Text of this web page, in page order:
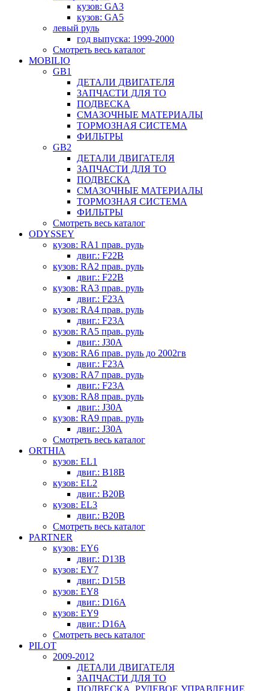
кузов: GA3
кузов: GA5
левый руль
год выпуска: 1999-2000
Смотреть весь каталог
MOBILIO
GB1
ДЕТАЛИ ДВИГАТЕЛЯ
ЗАПЧАСТИ ДЛЯ ТО
ПОДВЕСКА
СМАЗОЧНЫЕ МАТЕРИАЛЫ
ТОРМОЗНАЯ СИСТЕМА
ФИЛЬТРЫ
GB2
ДЕТАЛИ ДВИГАТЕЛЯ
ЗАПЧАСТИ ДЛЯ ТО
ПОДВЕСКА
СМАЗОЧНЫЕ МАТЕРИАЛЫ
ТОРМОЗНАЯ СИСТЕМА
ФИЛЬТРЫ
Смотреть весь каталог
ODYSSEY
кузов: RA1 прав. руль
двиг.: F22B
кузов: RA2 прав. руль
двиг.: F22B
кузов: RA3 прав. руль
двиг.: F23A
кузов: RA4 прав. руль
двиг.: F23A
кузов: RA5 прав. руль
двиг.: J30A
кузов: RA6 прав. руль до 2002гв
двиг.: F23A
кузов: RA7 прав. руль
двиг.: F23A
кузов: RA8 прав. руль
двиг.: J30A
кузов: RA9 прав. руль
двиг.: J30A
Смотреть весь каталог
ORTHIA
кузов: EL1
двиг.: B18B
кузов: EL2
двиг.: B20B
кузов: EL3
двиг.: B20B
Смотреть весь каталог
PARTNER
кузов: EY6
двиг.: D13B
кузов: EY7
двиг.: D15B
кузов: EY8
двиг.: D16A
кузов: EY9
двиг.: D16A
Смотреть весь каталог
PILOT
2009-2012
ДЕТАЛИ ДВИГАТЕЛЯ
ЗАПЧАСТИ ДЛЯ ТО
ПОДВЕСКА, РУЛЕВОЕ УПРАВЛЕНИЕ,